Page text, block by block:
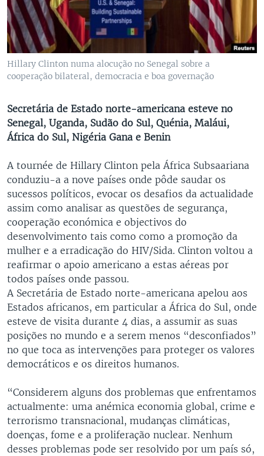
Hillary Clinton numa alocução no Senegal sobre a
cooperação bilateral, democracia e boa governação
Secretária de Estado norte-americana esteve no
Senegal, Uganda, Sudão do Sul, Quénia, Maláui,
África do Sul, Nigéria Gana e Benin
A tournée de Hillary Clinton pela África Subsaariana
conduziu-a a nove países onde pôde saudar os
sucessos políticos, evocar os desafios da actualidade
assim como analisar as questões de segurança,
cooperação económica e objectivos do
desenvolvimento tais como como a promoção da
mulher e a erradicação do HIV/Sida. Clinton voltou a
reafirmar o apoio americano a estas aéreas por
todos países onde passou.
A Secretária de Estado norte-americana apelou aos
Estados africanos, em particular a África do Sul, onde
esteve de visita durante 4 dias, a assumir as suas
posições no mundo e a serem menos “desconfiados”
no que toca as intervenções para proteger os valores
democráticos e os direitos humanos.
“Considerem alguns dos problemas que enfrentamos
actualmente: uma anémica economia global, crime e
terrorismo transnacional, mudanças climáticas,
doenças, fome e a proliferação nuclear. Nenhum
desses problemas pode ser resolvido por um país só,